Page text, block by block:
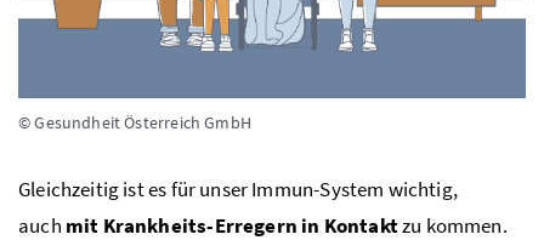
© Gesundheit Österreich GmbH
Gleichzeitig ist es für unser Immun-System wichtig,
auch mit Krankheits-Erregern in Kontaktzu kommen.